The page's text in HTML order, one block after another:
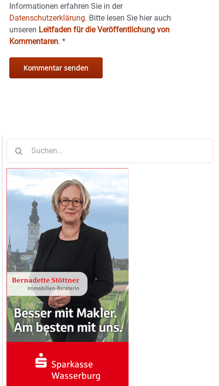
Informationen erfahren Sie in der
Datenschutzerklärung. Bitte lesen Sie hier auch
unseren Leitfaden für die Veröffentlichung von
Kommentaren. *
nach: